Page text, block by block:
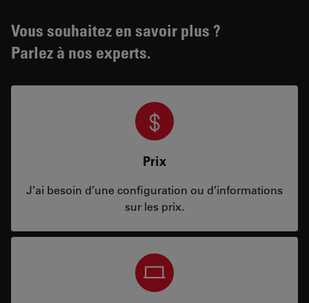
Vous souhaitez en savoir plus ?
Parlez à nos experts.
Prix
J’ai besoin d’une configuration ou d’informations
sur les prix.